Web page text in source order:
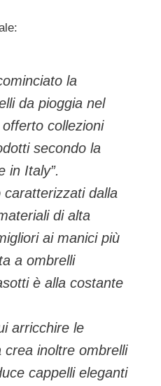
la
da pioggia nel
collezioni
secondo la
in Italy”.
caratterizzati dalla
di alta
ai manici più
a ombrelli
è alla costante
arricchire le
crea inoltre ombrelli
cappelli eleganti